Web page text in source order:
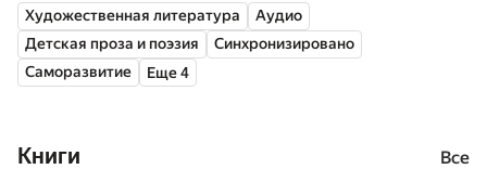
Художественная литература
Аудио
Детская проза и поэзия
Синхронизировано
Саморазвитие
Еще 4
Книги Все